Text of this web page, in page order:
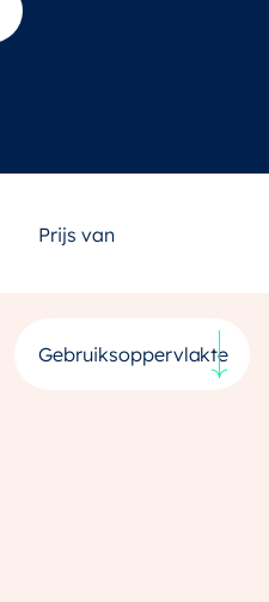
Gebruiksoppervlakte
Prijs van